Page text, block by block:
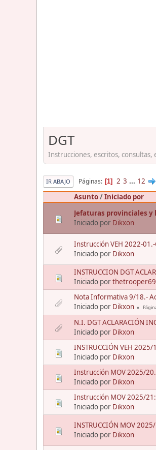
DGT
Instrucciones, escritos, consultas,
IR ABAJO Páginas 1 2 3 ... 12
Asunto/Iniciado por
Jefaturas provinciales y
Iniciado por Dikxon
Instrucción VEH 2022-
Iniciado por Dikxon
INSTRUCCION DGT
Iniciado porthetrooper69
Nota Informativa 9/18.-
Iniciado por Dikxon
N.I. DGT ACLARACIÓN
Iniciado por Dikxon
INSTRUCCIÓN VEH
Iniciado por Dikxon
Instrucción MOV 2025/
Iniciado por Dikxon
Instrucción MOV 2025/21:
Iniciado por Dikxon
INSTRUCCIÓN MOV
Iniciado por Dikxon